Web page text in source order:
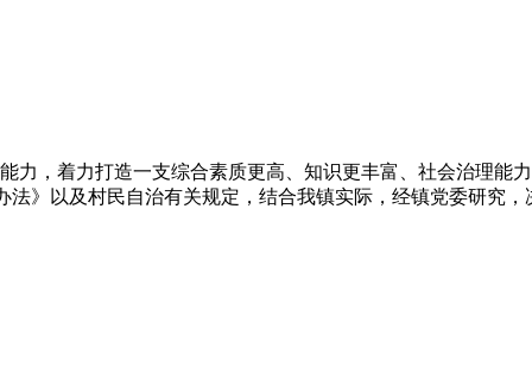
，着力打造一支综合素质更高、知识更丰富、社会治理能
》以及村民自治有关规定，结合我镇实际，经镇党委研究，